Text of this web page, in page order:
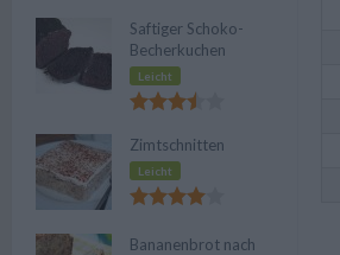
Saftiger Schoko-
Becherkuchen
Leicht
Zimtschnitten
Leicht
Bananenbrot nach